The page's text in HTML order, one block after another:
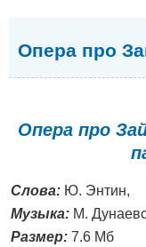
Опера про
Опера про
Слова: Ю. Энтин,
Музыка: М.
Размер: 7.6 Мб